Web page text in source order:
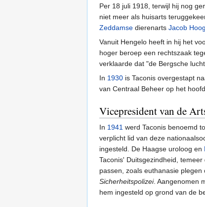
Per 18 juli 1918, terwijl hij nog
niet meer als huisarts
Zeddamse dierenarts Jacob
Vanuit Hengelo heeft in hij het
hoger beroep een rechtszaak
verklaarde dat "de Bergsche
In 1930 is Taconis overgestapt
van Centraal Beheer op het
Vicepresident van de
In 1941 werd Taconis benoemd
verplicht lid van deze
ingesteld. De Haagse uroloog en
Taconis' Duitsgezindheid,
passen, zoals euthanasie
Sicherheitspolizei. Aangenomen
hem ingesteld op grond van de